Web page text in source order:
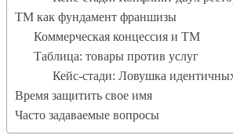
ТМ как фундамент франшизы
Коммерческая концессия и ТМ
Таблица: товары против услуг
Кейс-стади: Ловушка
Время защитить свое имя
Часто задаваемые вопросы